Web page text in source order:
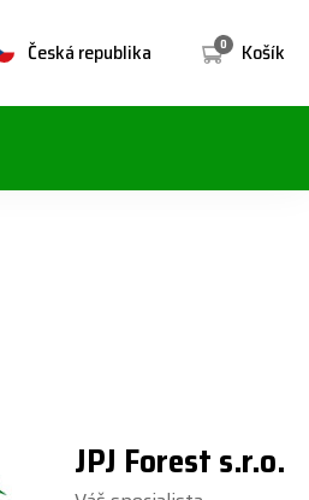
0 Košík
Česká republika
JPJ Forest s.r.o.